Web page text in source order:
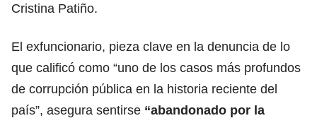
Cristina Patiño.
El exfuncionario, pieza clave en la denuncia de lo
que calificó como “uno de los casos más profundos
de corrupción pública en la historia reciente del
país”, asegura sentirse “abandonado por la